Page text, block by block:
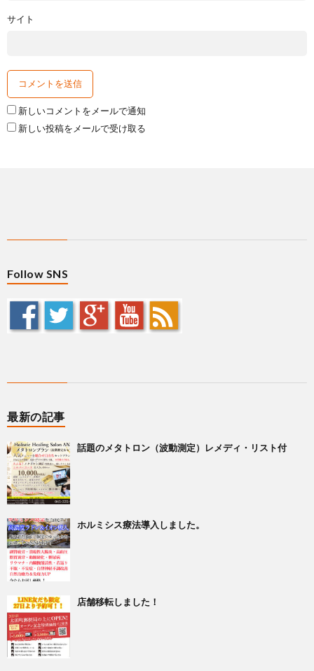
サイト
新しいコメントをメールで通知
新しい投稿をメールで受け取る
Follow SNS
最新の記事
話題のメタトロン（波動測定）レメディ・リスト付
ホルミシス療法導入しました。
店舗移転しました！